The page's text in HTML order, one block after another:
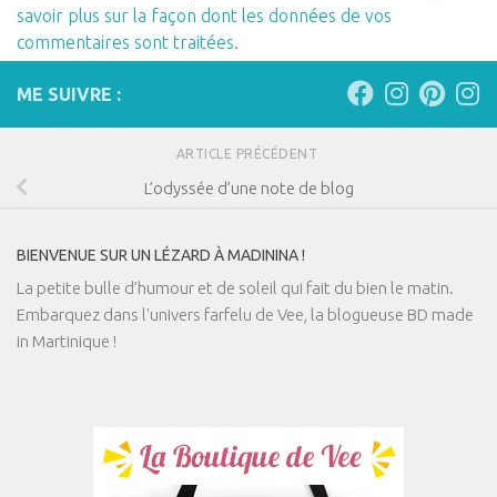
savoir plus sur la façon dont les données de vos
commentaires sont traitées.
ME SUIVRE :
ARTICLE PRÉCÉDENT
L’odyssée d’une note de blog
BIENVENUE SUR UN LÉZARD À MADININA !
La petite bulle d’humour et de soleil qui fait du bien le matin.
Embarquez dans l'univers farfelu de Vee, la blogueuse BD made
in Martinique !